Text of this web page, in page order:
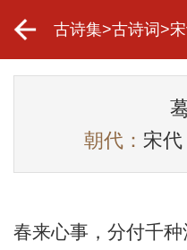
古诗集>古诗词 >
朝代： 宋代
春来心事，分付千